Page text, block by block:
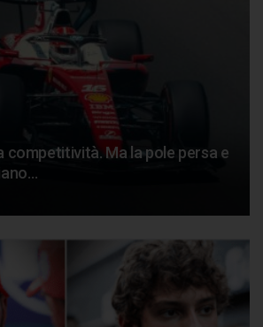
competitività. Ma la pole persa e